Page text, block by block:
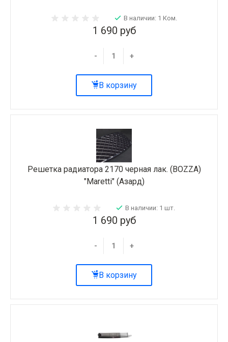
В наличии: 1 Ком.
1 690 руб
- +
В корзину
Решетка радиатора 2170 черная лак. (BOZZA)
"Maretti" (Азард)
В наличии: 1 шт.
1 690 руб
- +
В корзину